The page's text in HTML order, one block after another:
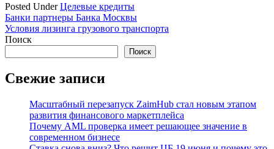
Posted UnderЦелевые кредиты
Навигация
по
Банки партнеры Банка Москвы
Условия лизинга грузового транспорта
Поиск
Поиск
Свежие записи
Масштабный перезапуск ZaimHub стал новым этапом
развития финансового маркетплейса
Почему AML проверка имеет решающее значение в
современном бизнесе